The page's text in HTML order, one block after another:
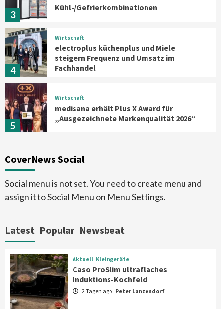
3
Kühl-/Gefrierkombinationen
4
Wirtschaft
electroplus küchenplus und Miele
steigern Frequenz und Umsatz im
Fachhandel
5
Wirtschaft
medisana erhält Plus X Award für
„Ausgezeichnete Markenqualität 2026“
6
Verbraucher setzen immer mehr auf
7
Angeboten
1
Aktuell Kleingeräte
Caso ProSlim ultraflaches Induktions-
Kochfeld
CoverNews Social
Social menu is not set. You need to create menu and
assign it to Social Menu on Menu Settings.
Latest Popular Newsbeat
Aktuell Kleingeräte
Caso ProSlim ultraflaches
Induktions-Kochfeld
2 Tagen ago Peter Lanzendorf